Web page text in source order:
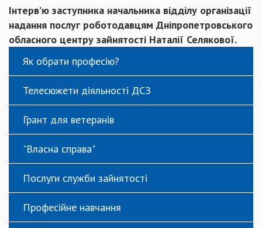
Інтерв’ю заступника начальника відділу організації
надання послуг роботодавцям Дніпропетровського
обласного центру зайнятості Наталії Селякової.
Як обрати професію?
Телесюжети діяльності ДСЗ
Грант для ветеранів
"Власна справа"
Послуги служби зайнятості
Професійне навчання